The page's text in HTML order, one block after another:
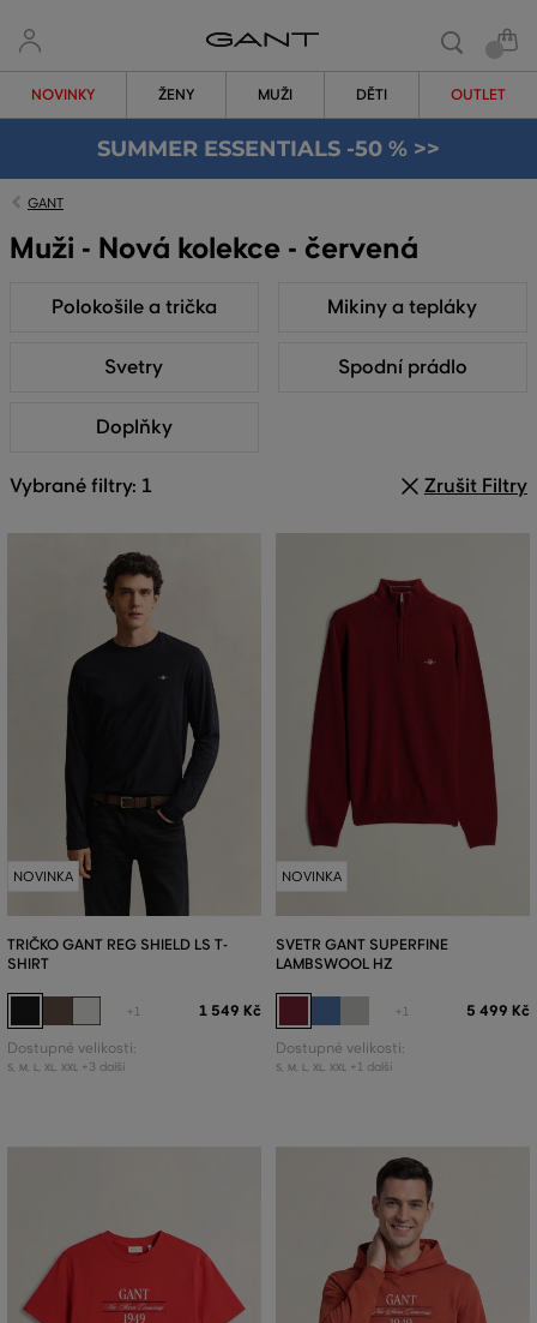
NOVINKY ŽENY MUŽI DĚTI OUTLET
SUMMER ESSENTIALS -50 % >>
GANT
Muži - Nová kolekce - červená
Polokošile a trička Mikiny a tepláky
Svetry Spodní prádlo
Doplňky
Vybrané filtry: 1 Zrušit Filtry
NOVINKA
TRIČKO GANT REG SHIELD LS T-
SHIRT
+1 1 549 Kč
Dostupné velikosti:
S, M L XL XXL +3 další
NOVINKA
SVETR GANT SUPERFINE
LAMBSWOOL HZ
+1 5 499 Kč
Dostupné velikosti:
S, M L XL XXL +1 další